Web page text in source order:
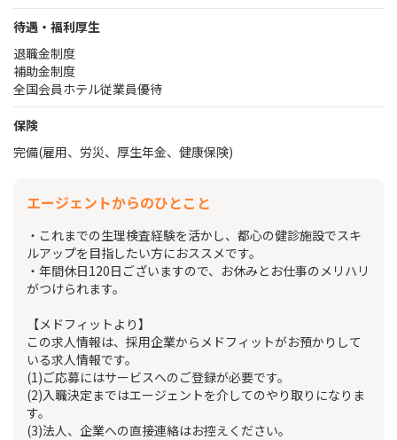
待遇・福利厚生
退職金制度
補助金制度
全国会員ホテル従業員優待
保険
完備(雇用、労災、厚生年金、健康保険)
エージェントからのひとこと
・これまでの生理検査経験を活かし、都心の健診施設でスキ
ルアップを目指したい方におススメです。
・年間休日120日ございますので、お休みとお仕事のメリハリ
がつけられます。
【メドフィットより】
この求人情報は、採用企業からメドフィットがお預かりして
いる求人情報です。
(1)ご応募にはサービスへのご登録が必要です。
(2)入職決定まではエージェントを介してのやり取りになりま
す。
(3)法人、企業への直接連絡はお控えください。